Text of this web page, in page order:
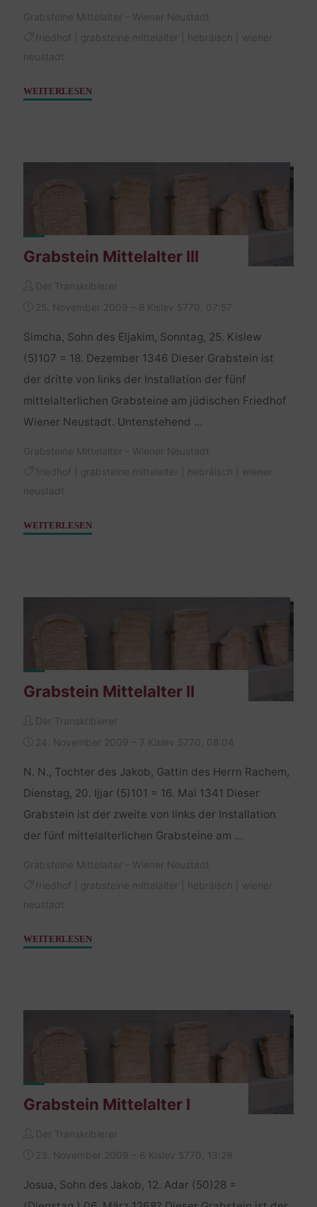
Grabsteine Mittelalter - Wiener Neustadt
friedhof
grabsteine mittelalter hebräisch
wiener
neustadt
WEITERLESEN"Grabstein
Grabstein Mittelalter III
Der Transkribierer
25. November 2009 – 8 Kislev 5770, 07:57
Simcha, Sohn des Eljakim, Sonntag, 25. Kislew
(5)107 = 18. Dezember 1346 Dieser Grabstein ist
der dritte von links der Installation der fünf
mittelalterlichen Grabsteine am jüdischen Friedhof
Wiener Neustadt. Untenstehend …
Grabsteine Mittelalter - Wiener Neustadt
friedhof
grabsteine mittelalter hebräisch
wiener
neustadt
WEITERLESEN"Grabstein
Grabstein Mittelalter II
Der Transkribierer
24. November 2009 – 7 Kislev 5770, 08:04
N. N., Tochter des Jakob, Gattin des Herrn Rachem,
Dienstag, 20. Ijjar (5)101 = 16. Mai 1341 Dieser
Grabstein ist der zweite von links der Installation
der fünf mittelalterlichen Grabsteine am …
Grabsteine Mittelalter - Wiener Neustadt
friedhof
grabsteine mittelalter hebräisch
wiener
neustadt
WEITERLESEN"Grabstein
Grabstein Mittelalter I
Der Transkribierer
23. November 2009 – 6 Kislev 5770, 13:29
Josua, Sohn des Jakob, 12. Adar (50)28 =